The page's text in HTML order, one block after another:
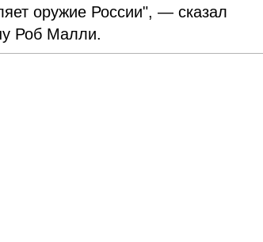
оружие России", — сказал
Роб Малли.